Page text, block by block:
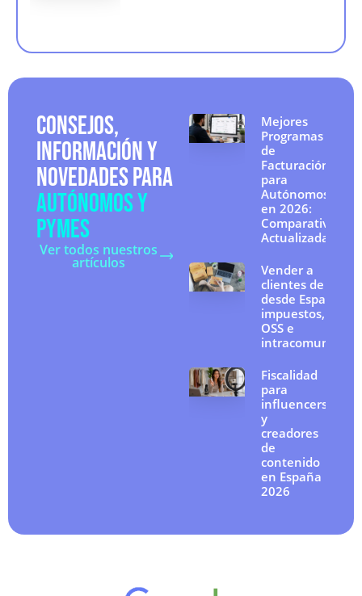
CONSEJOS,
INFORMACIÓN Y
NOVEDADES PARA
AUTÓNOMOS Y
PYMES
Ver todos nuestros
artículos
Mejores
Programas
de
Facturación
para
Autónomos
en 2026:
Comparativa
Actualizada
Vender a
clientes de la UE
desde España:
impuestos, IVA
OSS e
intracomunitario
Fiscalidad
para
influencers
y
creadores
de
contenido
en España
2026